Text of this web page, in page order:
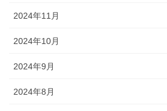
2024年11月
2024年10月
2024年9月
2024年8月